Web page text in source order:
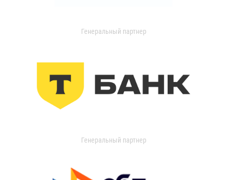
Генеральный партнер
Генеральный партнер